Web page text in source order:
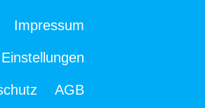
Impressum
AGB